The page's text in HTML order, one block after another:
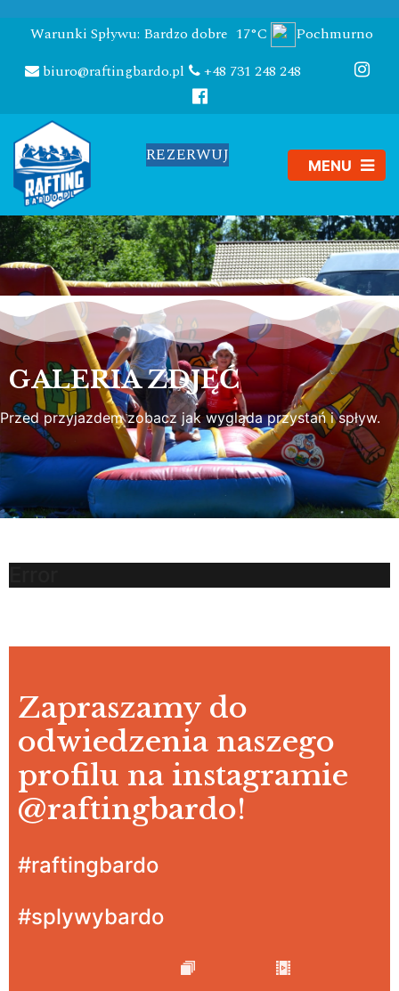
Warunki Spływu: Bardzo dobre 17°C
Pochmurno
biuro@raftingbardo.pl
+48 731 248 248
REZERWUJ
GALERIA ZDJĘĆ
Przed przyjazdem zobacz jak wygląda przystań i spływ.
Zapraszamy do
odwiedzenia naszego
profilu na instagramie
@raftingbardo!
#raftingbardo
#splywybardo